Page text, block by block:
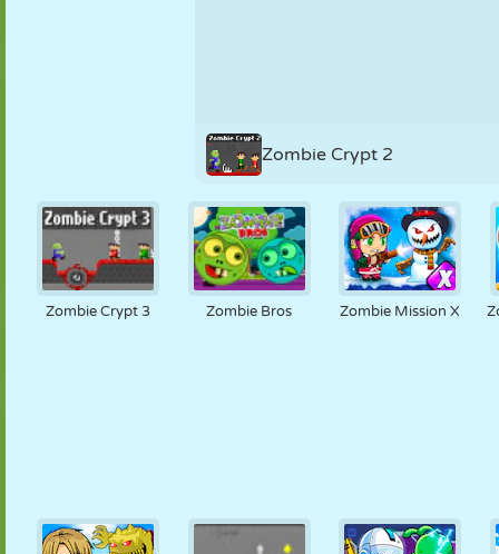
Zombie Crypt 2
Zombie Crypt 3 Zombie Bros Zombie Mission X